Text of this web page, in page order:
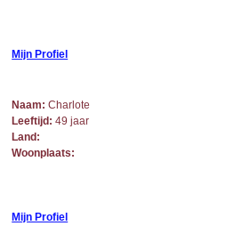
Mijn Profiel
Naam: Charlote
Leeftijd: 49 jaar
Land:
Woonplaats:
Mijn Profiel